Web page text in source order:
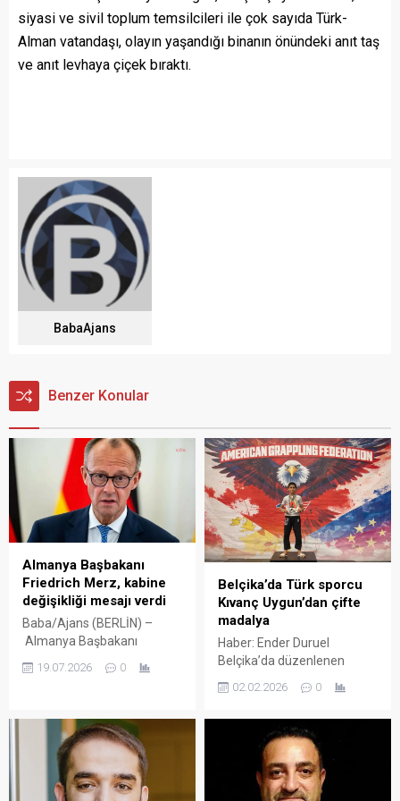
siyasi ve sivil toplum temsilcileri ile çok sayıda Türk-
Alman vatandaşı, olayın yaşandığı binanın önündeki anıt taş
ve anıt levhaya çiçek bıraktı.
BabaAjans
Benzer Konular
Almanya Başbakanı
Friedrich Merz, kabine
değişikliği mesajı verdi
Baba/Ajans (BERLİN) –
Almanya Başbakanı
Birlik Partileri (CDU/CSU)
kabinede değişiklik
yapabileceği mesajını verdi.
Berlin kulislerinde Spahn’ın
yerine Başbakanlık
19.07.2026 0
Belçika’da Türk sporcu
Kıvanç Uygun’dan çifte
madalya
Haber: Ender Duruel
Belçika’da düzenlenen
Brezilya Jiu-Jitsusu (BJJ)
eden 14 yaşındaki ortaokul
öğrencisi Kıvanç Uygun, aynı
gün iki farklı branşta
madalya kazanarak önemli
02.02.2026 0